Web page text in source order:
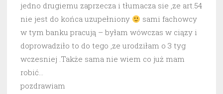
jedno drugiemu zaprzecza i tłumacza sie ,ze art.54
nie jest do końca uzupełniony
sami fachowcy
w tym banku pracują – byłam wówczas w ciązy i
doprowadziło to do tego ,ze urodziłam o 3 tyg
wczesniej .Także sama nie wiem co już mam
robić…
pozdrawiam